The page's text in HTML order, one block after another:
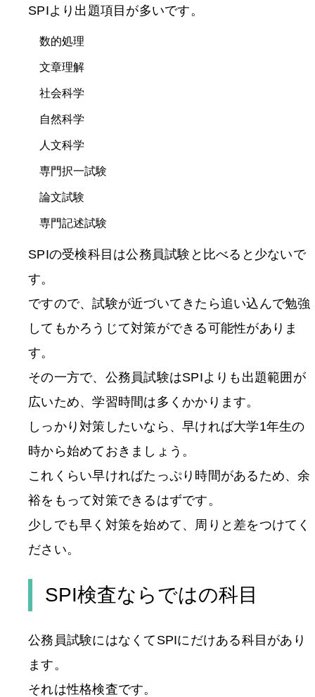
SPIより出題項目が多いです。
数的処理
文章理解
社会科学
自然科学
人文科学
専門択一試験
論文試験
専門記述試験
SPIの受検科目は公務員試験と比べると少ないで
す。
ですので、試験が近づいてきたら追い込んで勉強
してもかろうじて対策ができる可能性がありま
す。
その一方で、公務員試験はSPIよりも出題範囲が
広いため、学習時間は多くかかります。
しっかり対策したいなら、早ければ大学1年生の
時から始めておきましょう。
これくらい早ければたっぷり時間があるため、余
裕をもって対策できるはずです。
少しでも早く対策を始めて、周りと差をつけてく
ださい。
SPI検査ならではの科目
公務員試験にはなくてSPIにだけある科目があり
ます。
それは性格検査です。